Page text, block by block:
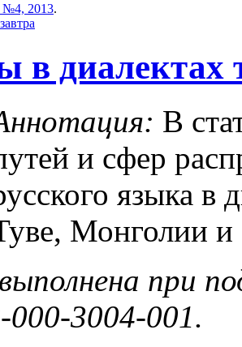
2013.
в диалектах
В
и сфер
языка в
Монголии и
при
000-3004-001.